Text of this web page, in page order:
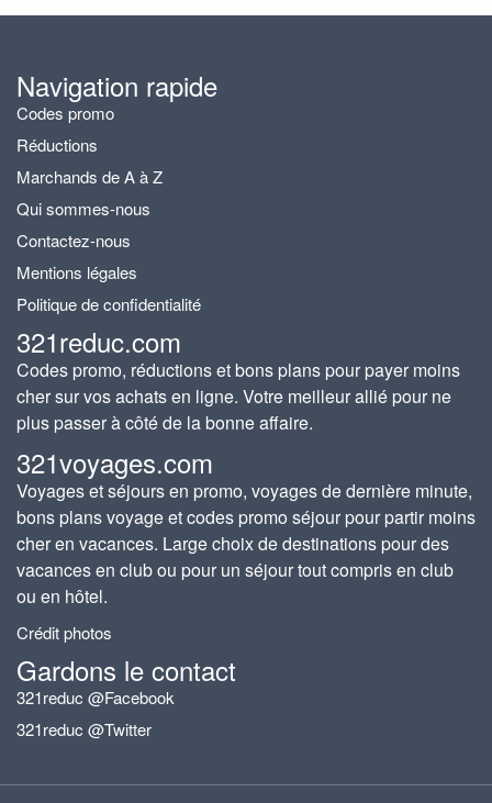
Navigation rapide
Codes promo
Réductions
Marchands de A à Z
Qui sommes-nous
Contactez-nous
Mentions légales
Politique de confidentialité
321reduc.com
Codes promo, réductions et bons plans pour payer moins
cher sur vos achats en ligne. Votre meilleur allié pour ne
plus passer à côté de la bonne affaire.
321voyages.com
Voyages et séjours en promo, voyages de dernière minute,
bons plans voyage et codes promo séjour pour partir moins
cher en vacances. Large choix de destinations pour des
vacances en club ou pour un séjour tout compris en club
ou en hôtel.
Crédit photos
Gardons le contact
321reduc @Facebook
321reduc @Twitter